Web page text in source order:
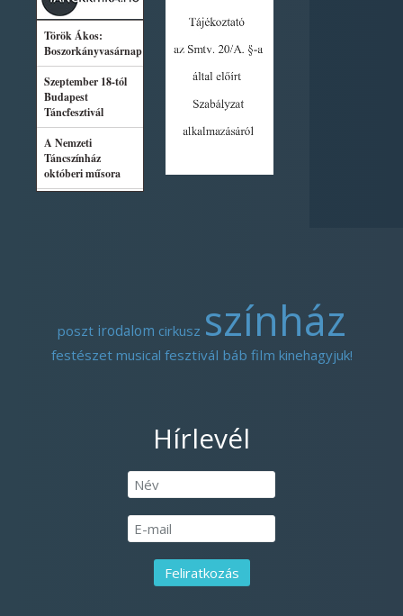
poszt irodalom cirkusz színház
festészet musical fesztivál báb film kinehagyjuk!
Hírlevél